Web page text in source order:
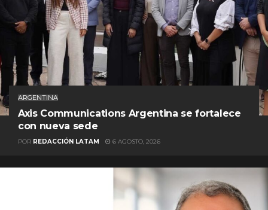
ARGENTINA
Axis Communications Argentina se fortalece
con nueva sede
POR REDACCIÓN LATAM 6 AGOSTO, 2026